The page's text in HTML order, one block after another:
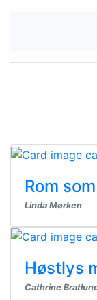
Rom
Linda Mørken
Høstlys
Cathrine